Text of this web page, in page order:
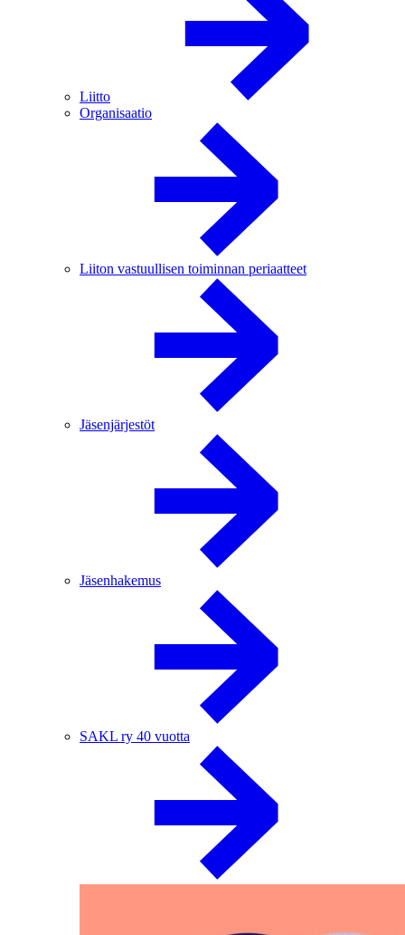
Liitto
Organisaatio
Liiton vastuullisen toiminnan periaatteet
Jäsenjärjestöt
Jäsenhakemus
SAKL ry 40 vuotta